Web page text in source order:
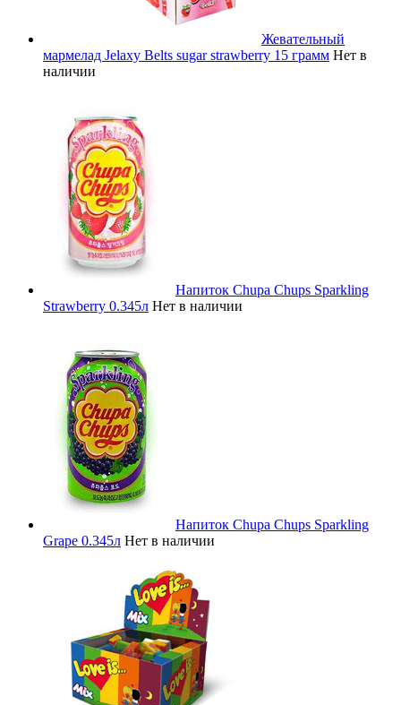
Жевательный
мармелад Jelaxy Belts sugar strawberry 15 грамм Нет в
наличии
Напиток Chupa Chups Sparkling
Strawberry 0.345л Нет в наличии
Напиток Chupa Chups Sparkling
Grape 0.345л Нет в наличии